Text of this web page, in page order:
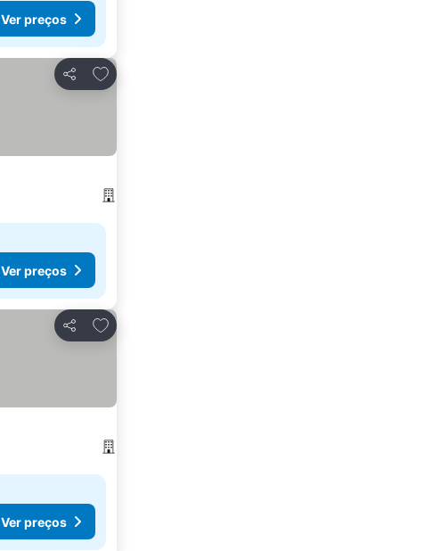
Ver preços
Partilhar
Adicionar aos favoritos
Ver preços
Partilhar
Adicionar aos favoritos
Ver preços